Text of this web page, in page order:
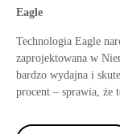
Eagle
Technologia Eagle
zaprojektowana w
bardzo wydajna i
procent – sprawia, że